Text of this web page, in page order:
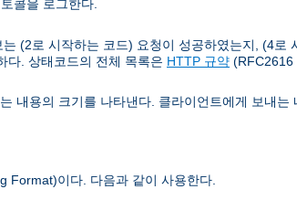
콜을 로그한다.
(2로 시작하는 코드) 요청이 성공하였는지, (4로
다. 상태코드의 전체 목록은 HTTP 규약 (RFC2616
내용의 크기를 나타낸다. 클라이언트에게 보내는
Format)이다. 다음과 같이 사용한다.